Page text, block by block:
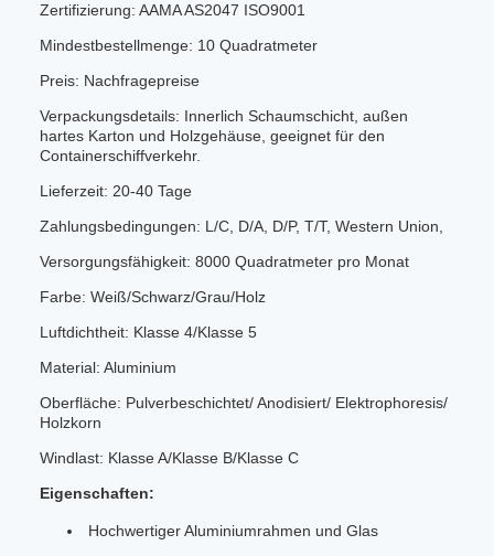
Zertifizierung: AAMA AS2047 ISO9001
Mindestbestellmenge: 10 Quadratmeter
Preis: Nachfragepreise
Verpackungsdetails: Innerlich Schaumschicht, außen
hartes Karton und Holzgehäuse, geeignet für den
Containerschiffverkehr.
Lieferzeit: 20-40 Tage
Zahlungsbedingungen: L/C, D/A, D/P, T/T, Western Union,
Versorgungsfähigkeit: 8000 Quadratmeter pro Monat
Farbe: Weiß/Schwarz/Grau/Holz
Luftdichtheit: Klasse 4/Klasse 5
Material: Aluminium
Oberfläche: Pulverbeschichtet/ Anodisiert/ Elektrophoresis/
Holzkorn
Windlast: Klasse A/Klasse B/Klasse C
Eigenschaften:
Hochwertiger Aluminiumrahmen und Glas